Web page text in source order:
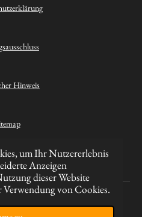
um Ihr Nutzererlebnis
Anzeigen
dieser Website
von Cookies.
Hinweis